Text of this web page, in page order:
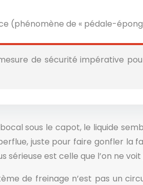
(phénomène de « pédale-
de sécurité impérative
sous le capot, le liquide
juste pour faire gonfler la
est celle que l’on ne voit
de freinage n’est pas un